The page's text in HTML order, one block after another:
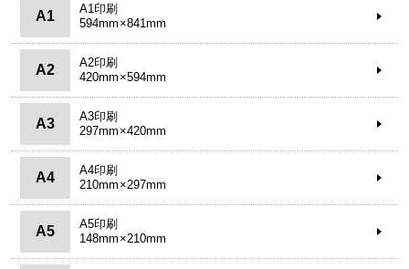
A1
A1印刷
594mm×841mm
A2
A2印刷
420mm×594mm
A3
A3印刷
297mm×420mm
A4
A4印刷
210mm×297mm
A5
A5印刷
148mm×210mm